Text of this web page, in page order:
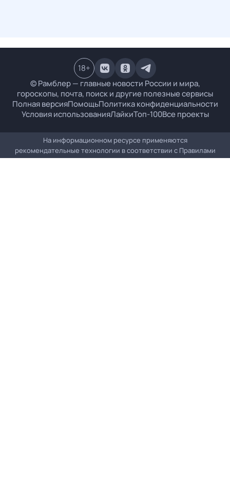
© Рамблер — главные новости России и мира,
гороскопы, почта, поиск и другие полезные сервисы
Полная версияПомощьПолитика конфиденциальности
Условия использованияЛайкиТоп-100Все проекты
18+
На информационном ресурсе применяются
рекомендательные технологии в соответствии с Правилами